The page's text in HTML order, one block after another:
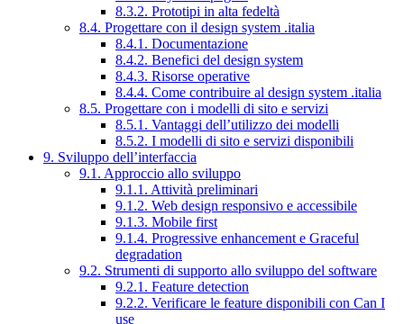
8.3.2. Prototipi in alta fedeltà
8.4. Progettare con il design system .italia
8.4.1. Documentazione
8.4.2. Benefici del design system
8.4.3. Risorse operative
8.4.4. Come contribuire al design system .italia
8.5. Progettare con i modelli di sito e servizi
8.5.1. Vantaggi dell’utilizzo dei modelli
8.5.2. I modelli di sito e servizi disponibili
9. Sviluppo dell’interfaccia
9.1. Approccio allo sviluppo
9.1.1. Attività preliminari
9.1.2. Web design responsivo e accessibile
9.1.3. Mobile first
9.1.4. Progressive enhancement e Graceful
degradation
9.2. Strumenti di supporto allo sviluppo del software
9.2.1. Feature detection
9.2.2. Verificare le feature disponibili con Can I
use